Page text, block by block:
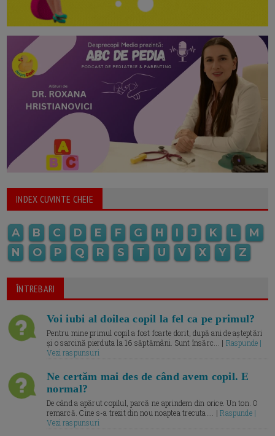
INDEX CUVINTE CHEIE
A B C D E F G H I J K L
M
N
O P Q R S T U V X Y Z
ÎNTREBARI
Voi iubi al doilea copil la fel ca pe primul?
Pentru mine primul copil a fost foarte dorit, după ani de așteptări
și o sarcină pierduta la 16 săptămâni. Sunt însărc... | Raspunde |
Vezi raspunsuri
Ne certăm mai des de când avem copil. E
normal?
De când a apărut copilul, parcă ne aprindem din orice. Un ton. O
remarcă. Cine s-a trezit din nou noaptea trecuta.... |Raspunde |
Vezi raspunsuri